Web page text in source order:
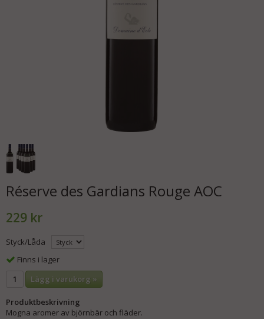
Réserve des Gardians Rouge AOC
229 kr
Styck/Låda
Finns i lager
Lägg i varukorg »
Produktbeskrivning
Mogna aromer av björnbär och fläder.